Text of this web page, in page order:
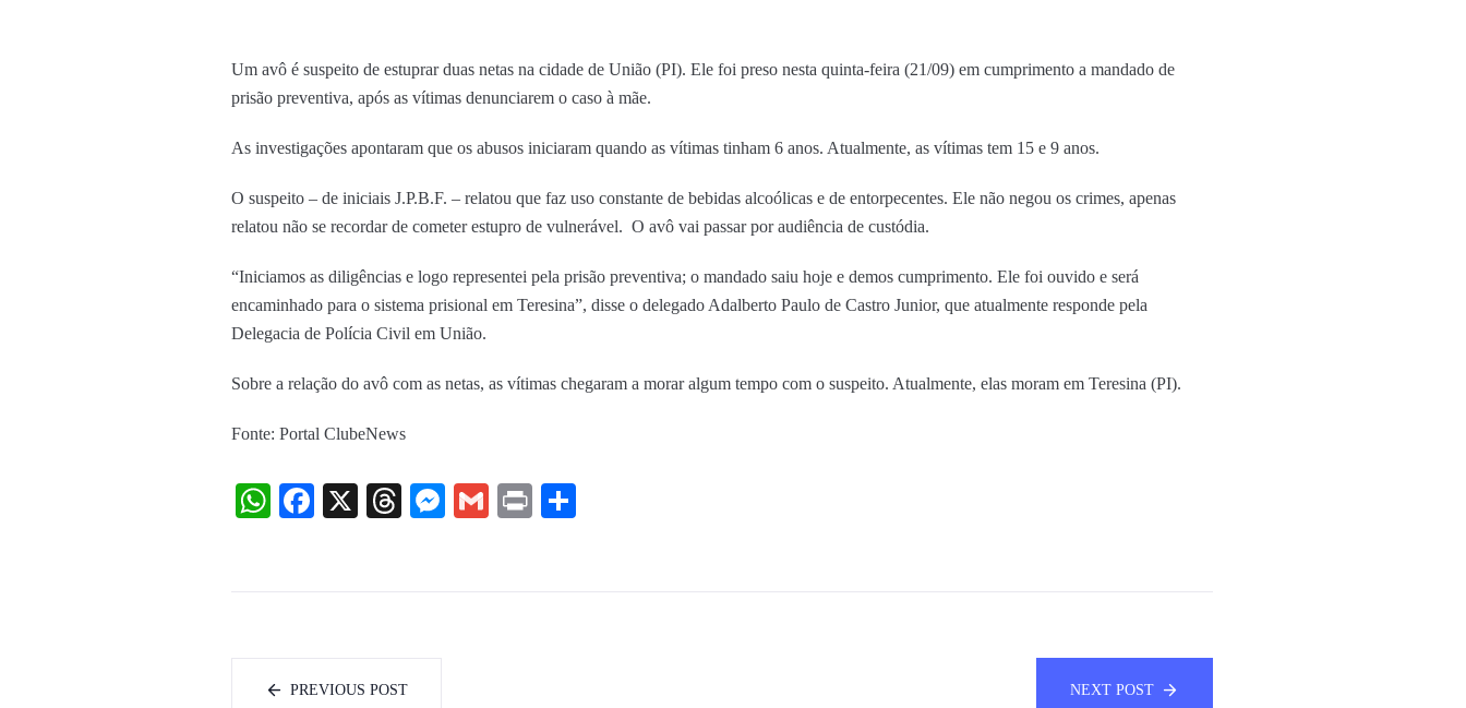
Um avô é suspeito de estuprar duas netas na cidade de União (PI). Ele foi preso nesta quinta-feira (21/09) em cumprimento a mandado de
prisão preventiva, após as vítimas denunciarem o caso à mãe.
As investigações apontaram que os abusos iniciaram quando as vítimas tinham 6 anos. Atualmente, as vítimas tem 15 e 9 anos.
O suspeito – de iniciais J.P.B.F. – relatou que faz uso constante de bebidas alcoólicas e de entorpecentes. Ele não negou os crimes, apenas
relatou não se recordar de cometer estupro de vulnerável. O avô vai passar por audiência de custódia.
“Iniciamos as diligências e logo representei pela prisão preventiva; o mandado saiu hoje e demos cumprimento. Ele foi ouvido e será
encaminhado para o sistema prisional em Teresina”, disse o delegado Adalberto Paulo de Castro Junior, que atualmente responde pela
Delegacia de Polícia Civil em União.
Sobre a relação do avô com as netas, as vítimas chegaram a morar algum tempo com o suspeito. Atualmente, elas moram em Teresina (PI).
Fonte: Portal ClubeNews
WhatsApp
Facebook
X Threads
Messenger
Gmail
Print
PREVIOUS POST NEXT POST